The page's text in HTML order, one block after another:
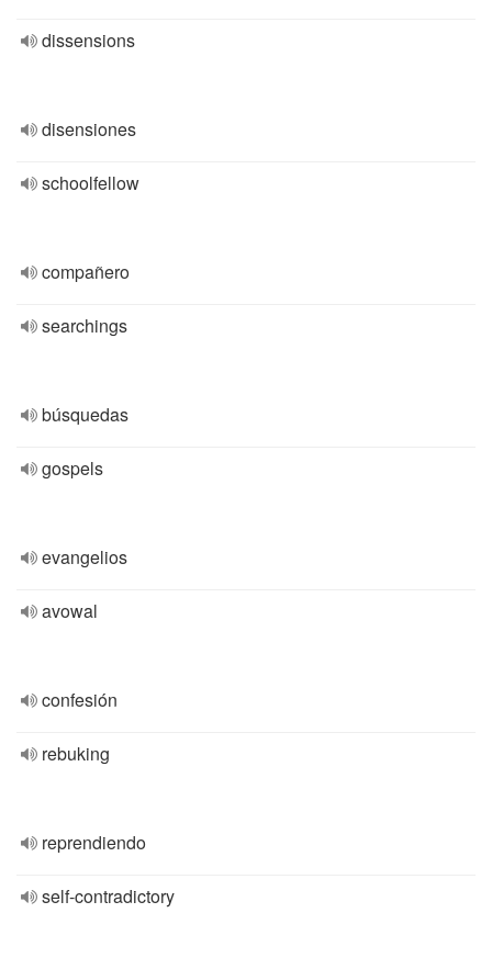
dissensions
disensiones
schoolfellow
compañero
searchings
búsquedas
gospels
evangelios
avowal
confesión
rebuking
reprendiendo
self-contradictory